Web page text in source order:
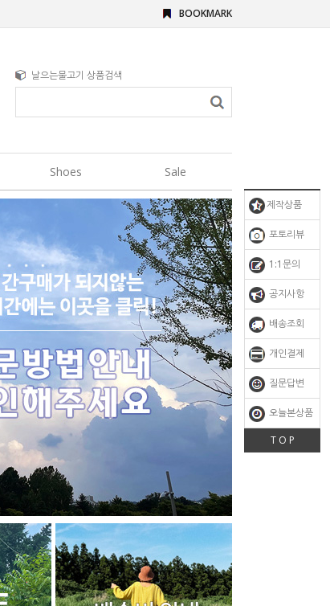
제작상품
포토리뷰
1:1문의
공지사항
배송조회
개인결제
질문답변
오늘본상품
T O P
BOOKMARK
날으는물고기 상품검색
Shoes Sale